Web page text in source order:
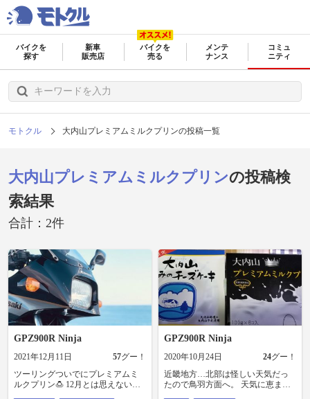
バイクを
探す
新車
販売店
バイクを
売る
メンテ
ナンス
コミュ
ニティ
モトクル 大内山プレミアムミルクプリンの投稿一覧
大内山プレミアムミルクプリンの投稿検
索結果
合計：2件
GPZ900R Ninja
2021年12月11日 57グー！
ツーリングついでにプレミアムミ
ルクプリン🍮 12月とは思えない暖
GPZ900R Ninja
2020年10月24日 24グー！
近畿地方…北部は怪しい天気だっ
たので鳥羽方面へ。 天気に恵まれ